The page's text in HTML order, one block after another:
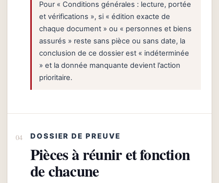
Pour « Conditions générales : lecture, portée
et vérifications », si « édition exacte de
chaque document » ou « personnes et biens
assurés » reste sans pièce ou sans date, la
conclusion de ce dossier est « indéterminée
» et la donnée manquante devient l’action
prioritaire.
DOSSIER DE PREUVE
Pièces à réunir et fonction
de chacune